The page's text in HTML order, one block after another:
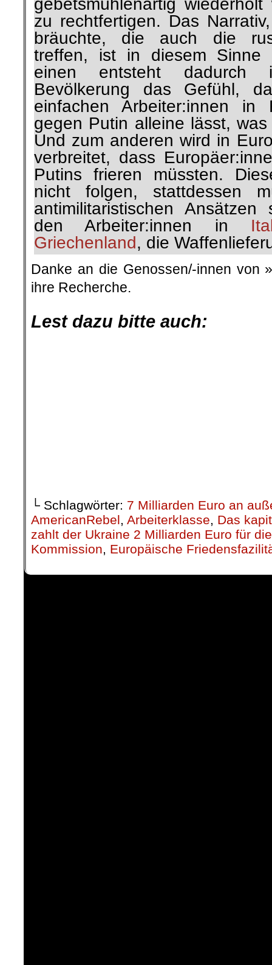
zu rechtfertigen. Das
bräuchte, die auch die
treffen, ist in diesem Sinne
einen entsteht dadurch
Bevölkerung das Gefühl,
einfachen Arbeiter:innen in
gegen Putin alleine lässt,
Und zum anderen wird in
verbreitet, dass
Putins frieren müssten.
nicht folgen, stattdessen
antimilitaristischen
den Arbeiter:innen in
Griechenland, die
Danke an die Genossen/-innen von
ihre Recherche.
Lest dazu bitte auch:
└ Schlagwörter: 7 Milliarden Euro an
AmericanRebel, Arbeiterklasse, Das
zahlt der Ukraine 2 Milliarden Euro für
Kommission, Europäische